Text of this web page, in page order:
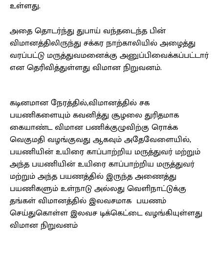
உள்ளது.
அதை தொடர்ந்து துபாய் வந்தடைந்த பின்
விமானத்திலிருந்து சக்கர நாற்காலியில் அழைத்து
வரப்பட்டு மருத்துவமனைக்கு அனுப்பிவைக்கப்பட்டார்
என தெரிவித்துள்ளது விமான நிறுவனம்.
கடினமான நேரத்தில்,விமானத்தில் சக
பயணிகளையும் கவனித்து சூழலை துரிதமாக
கையாண்ட விமான பணிக்குழுவிற்கு ரொக்க
வெகுமதி வழங்குவது ஆகவும் அதேவேளையில்,
பயணியின் உயிரை காப்பாற்றிய மருத்துவர் மற்றும்
அந்த பயணியின் உயிரை காப்பாற்றிய மருத்துவர்
மற்றும் அந்த பயணத்தில் இருந்த அணைத்து
பயணிகளும் உள்நாடு அல்லது வெளிநாட்டுக்கு
தங்கள் விமானத்தில் இலவசமாக பயணம்
செய்துகொள்ள இலவச டிக்கெட்டை வழங்கியுள்ளது
விமான நிறுவனம்